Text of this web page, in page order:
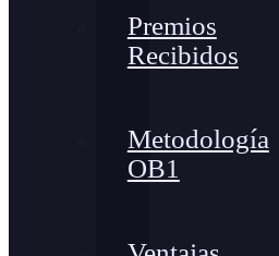
Premios
Recibidos
Metodología
OB1